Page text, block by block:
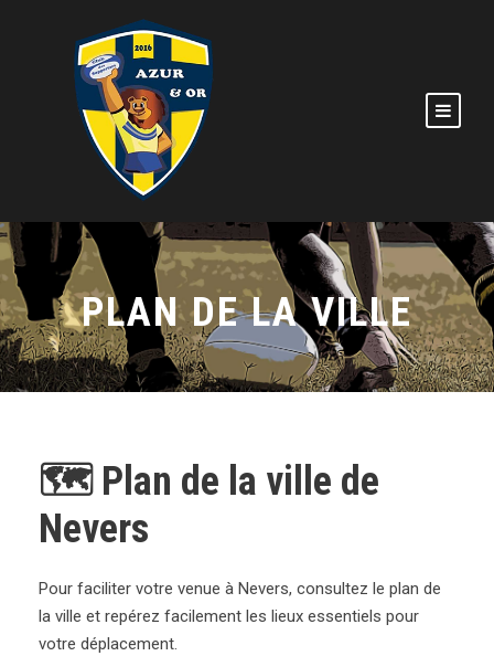
PLAN DE LA VILLE
🗺️ Plan de la ville de
Nevers
Pour faciliter votre venue à Nevers, consultez le plan de
la ville et repérez facilement les lieux essentiels pour
votre déplacement.